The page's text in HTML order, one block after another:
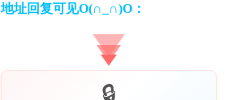
地址回复可见O(∩_∩)O：